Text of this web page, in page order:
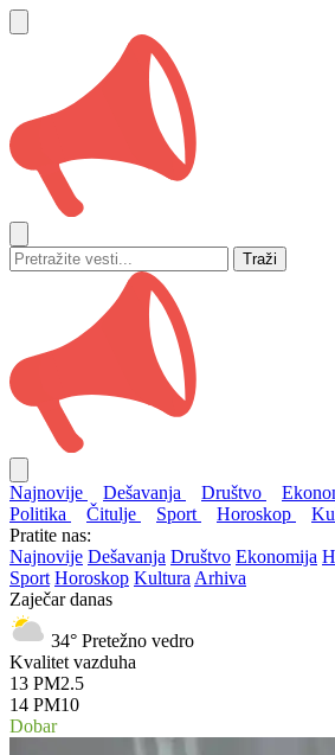
Traži
Najnovije Dešavanja Društvo
Politika
Čitulje Sport Horoskop
Pratite nas:
Najnovije Dešavanja Društvo Ekonomija
Sport Horoskop Kultura Arhiva
Zaječar danas
34° Pretežno vedro
Kvalitet vazduha
13 PM2.5
14 PM10
Dobar